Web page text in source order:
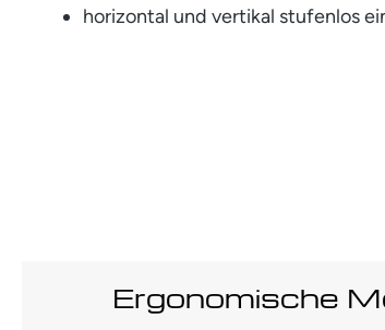
horizontal und vertikal stufenlos
Ergonomische